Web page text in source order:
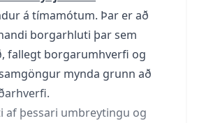
á tímamótum. Þar er að
borgarhluti þar sem
fallegt borgarumhverfi og
mynda grunn að
af þessari umbreytingu og